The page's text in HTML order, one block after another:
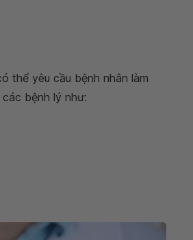
thể yêu cầu bệnh nhân làm
bệnh lý như: